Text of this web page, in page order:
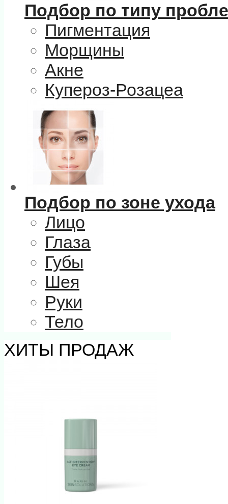
Подбор по типу
Пигментация
Морщины
Акне
Купероз-Розацеа
Подбор по зоне ухода
Лицо
Глаза
Губы
Шея
Руки
Тело
ХИТЫ ПРОДАЖ